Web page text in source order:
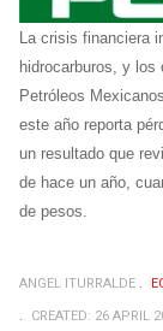
La crisis financiera
hidrocarburos, y
Petróleos
este año reporta
un resultado que
de hace un año,
de pesos.
ANGEL ITURRALDE
CREATED: 26 APRIL